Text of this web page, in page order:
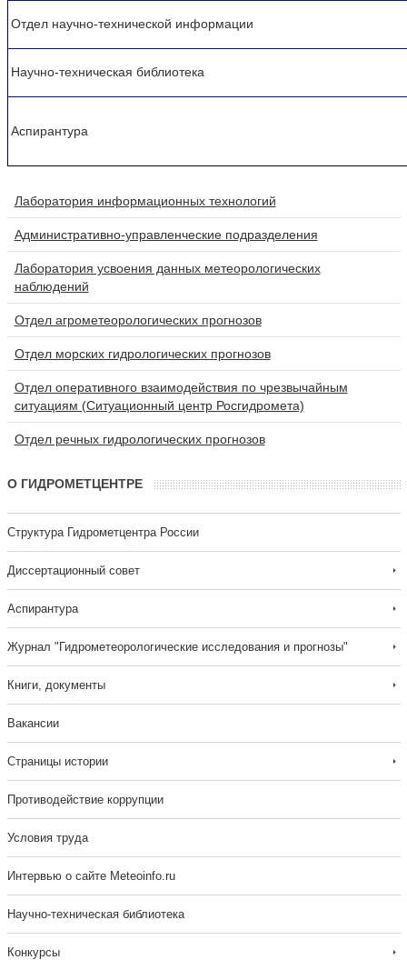
Отдел научно-технической информации
Научно-техническая библиотека
Аспирантура
Лаборатория информационных технологий
Административно-управленческие подразделения
Лаборатория усвоения данных метеорологических
наблюдений
Отдел агрометеорологических прогнозов
Отдел морских гидрологических прогнозов
Отдел оперативного взаимодействия по чрезвычайным
ситуациям (Ситуационный центр Росгидромета)
Отдел речных гидрологических прогнозов
О ГИДРОМЕТЦЕНТРЕ
Структура Гидрометцентра России
Диссертационный совет
Аспирантура
Журнал "Гидрометеорологические исследования и прогнозы"
Книги, документы
Вакансии
Страницы истории
Противодействие коррупции
Условия труда
Интервью о сайте Meteoinfo.ru
Научно-техническая библиотека
Конкурсы